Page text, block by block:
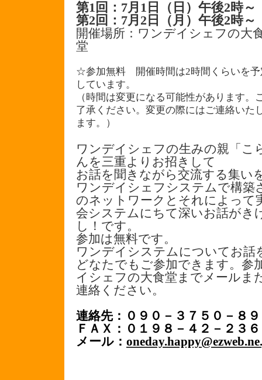
第1回：7月1日（日）午後2時～
第2回：7月2日（月）午後2時～
開催場所：ワンデイシェフの大
堂
☆参加無料 開催時間は2時間くらいを予
しています。
（時間は変更になる可能性があります。
了承ください。変更の際にはご連絡いた
ます。）
ワンデイシェフの生みの親「こ
んを三重よりお招きして
お話を聞きながら交流する集い
ワンデイシェフシステムで構築
のネットワークとそれによって
会システムにちて深いお話がき
し！です。
参加は無料です。
ワンデイシステムについてお話
どなたでもご参加できます。参
イシェフの大食堂までメールま
連絡ください。
連絡先：０９０－３７５０－８
ＦＡＸ：０１９８－４２－２３
メール：